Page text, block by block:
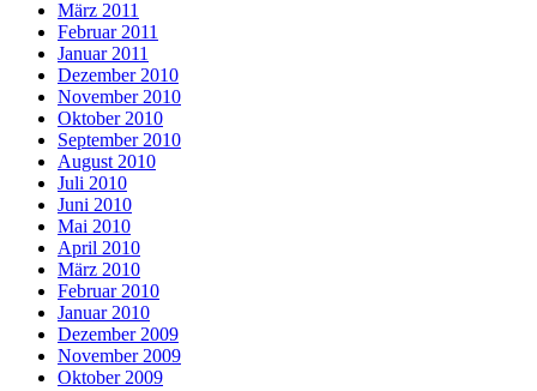
März 2011
Februar 2011
Januar 2011
Dezember 2010
November 2010
Oktober 2010
September 2010
August 2010
Juli 2010
Juni 2010
Mai 2010
April 2010
März 2010
Februar 2010
Januar 2010
Dezember 2009
November 2009
Oktober 2009